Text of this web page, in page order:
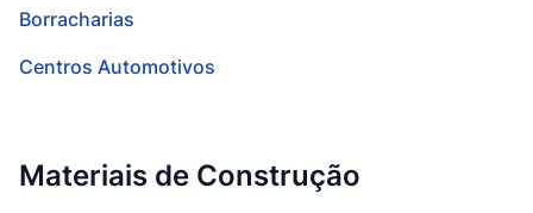
Borracharias
Centros Automotivos
Materiais de Construção